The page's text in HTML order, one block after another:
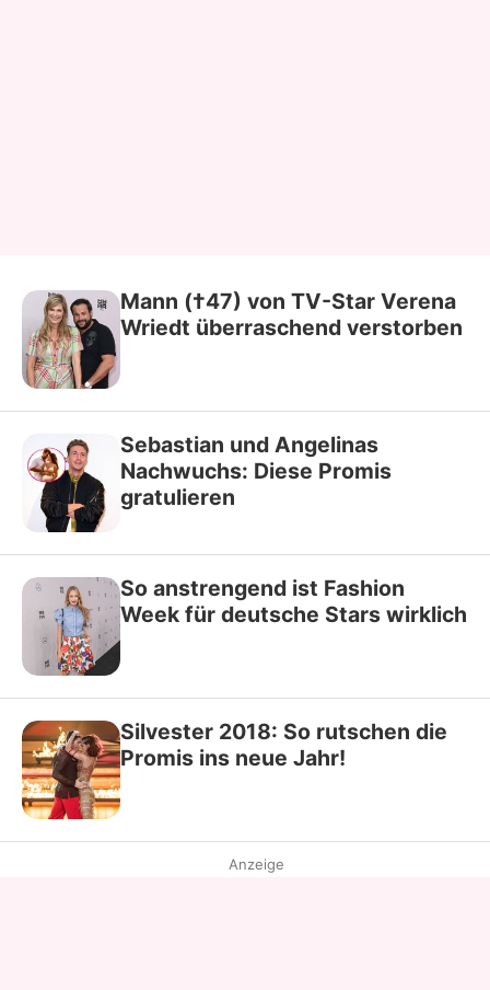
Mann (†47) von TV-Star Verena
Wriedt überraschend verstorben
Sebastian und Angelinas
Nachwuchs: Diese Promis
gratulieren
So anstrengend ist Fashion
Week für deutsche Stars wirklich
Silvester 2018: So rutschen die
Promis ins neue Jahr!
Anzeige